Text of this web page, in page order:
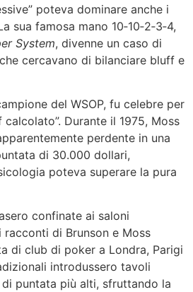
poteva dominare anche i
sua famosa mano 10‑10‑2‑3‑4,
System, divenne un caso di
cercavano di bilanciare bluff e
del WSOP, fu celebre per
Durante il 1975, Moss
perdente in una
di 30.000 dollari,
poteva superare la pura
confinate ai saloni
racconti di Brunson e Moss
di club di poker a Londra, Parigi
introdussero tavoli
di puntata più alti, sfruttando la